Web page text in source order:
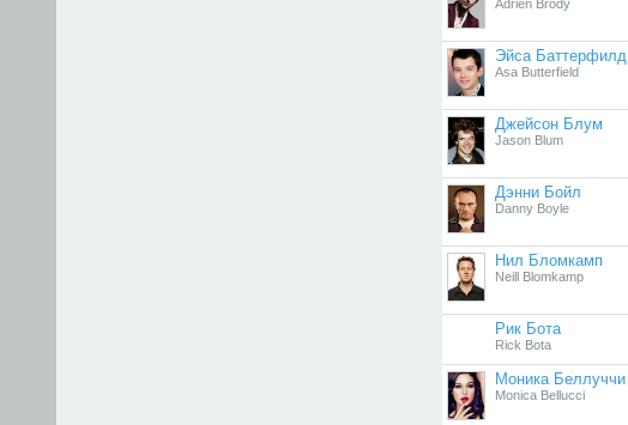
Adrien Brody
Эйса Баттерфилд
Asa Butterfield
Джейсон Блум
Jason Blum
Дэнни Бойл
Danny Boyle
Нил Бломкамп
Neill Blomkamp
Рик Бота
Rick Bota
Моника Беллуччи
Monica Bellucci